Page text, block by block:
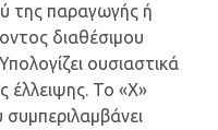
της παραγωγής ή
διαθέσιμου
ουσιαστικά
έλλειψης. Το «X»